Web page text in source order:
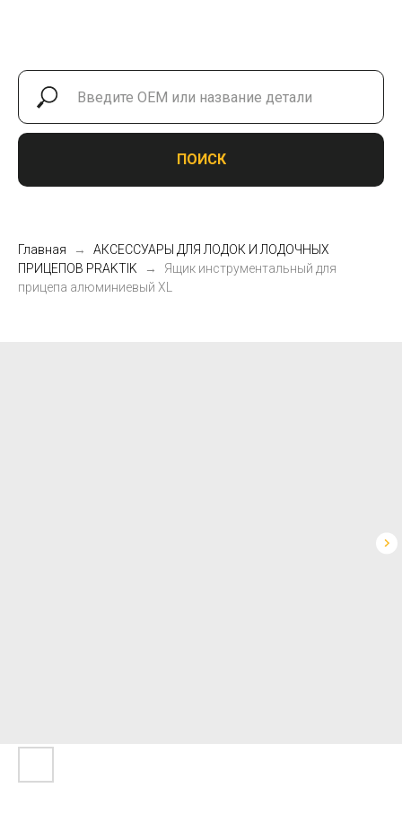
ПОИСК
Главная
АКСЕССУАРЫ ДЛЯ ЛОДОК И ЛОДОЧНЫХ
ПРИЦЕПОВ PRAKTIK
Ящик инструментальный для
прицепа алюминиевый ХL